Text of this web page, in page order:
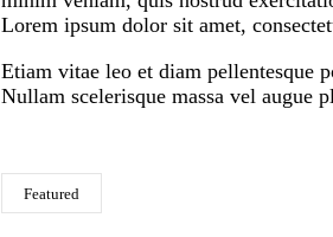
Lorem ipsum dolor sit amet,
Etiam vitae leo et diam pellentesque
Nullam scelerisque massa vel augue
Featured